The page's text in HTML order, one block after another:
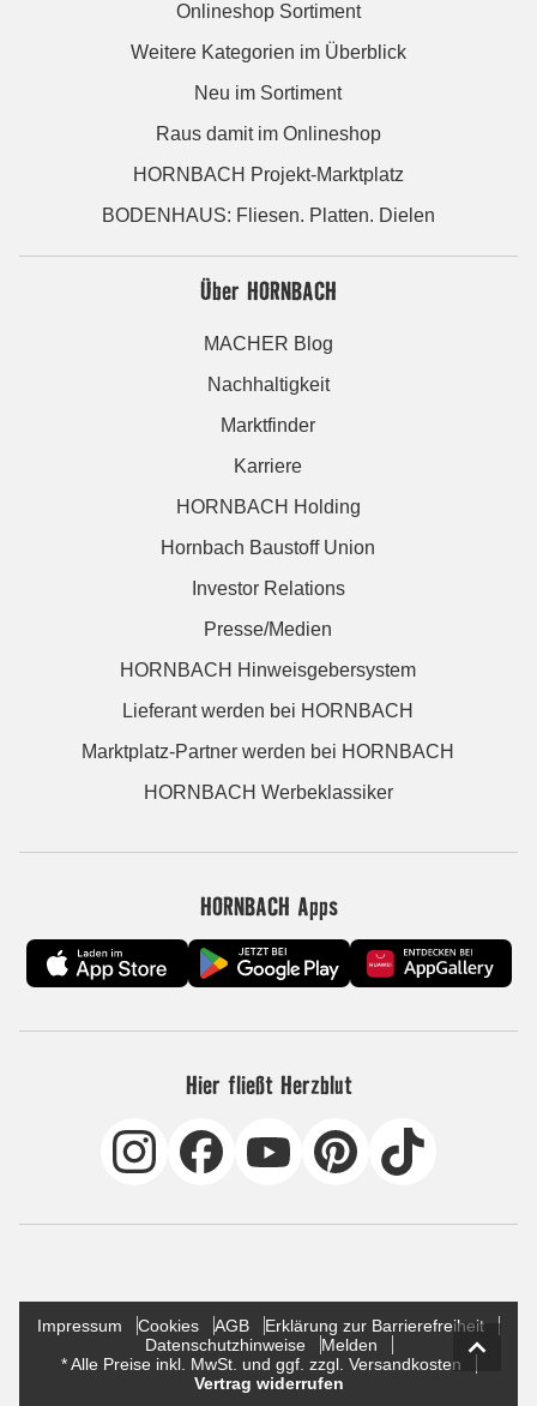
Onlineshop Sortiment
Weitere Kategorien im Überblick
Neu im Sortiment
Raus damit im Onlineshop
HORNBACH Projekt-Marktplatz
BODENHAUS: Fliesen. Platten. Dielen
Über HORNBACH
MACHER Blog
Nachhaltigkeit
Marktfinder
Karriere
HORNBACH Holding
Hornbach Baustoff Union
Investor Relations
Presse/Medien
HORNBACH Hinweisgebersystem
Lieferant werden bei HORNBACH
Marktplatz-Partner werden bei HORNBACH
HORNBACH Werbeklassiker
HORNBACH Apps
Hier fließt Herzblut
Impressum Cookies AGB
Erklärung zur Barrierefreiheit
Datenschutzhinweise
Melden
* Alle Preise inkl. MwSt. und ggf. zzgl. Versandkosten
Vertrag widerrufen